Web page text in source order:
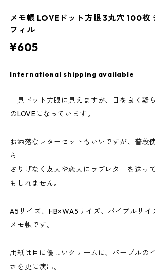
メモ帳 LOVEドット方眼 3丸穴 100枚
フィル
¥605
International shipping available
一見ドット方眼に見えますが、目を良く凝
のLOVEになっています。
お洒落なレターセットもいいですが、普段
ら
さりげなく友人や恋人にラブレターを送っ
もしれません。
A5サイズ、HB×WA5サイズ、バイブルサイ
メモ帳です。
用紙は目に優しいクリームに、パープルの
さを更に演出。